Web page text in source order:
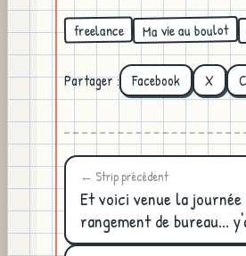
freelance Ma vie au boulot
Partager : Facebook X
← Strip précédent
Et voici venue la journée
rangement de bureau...